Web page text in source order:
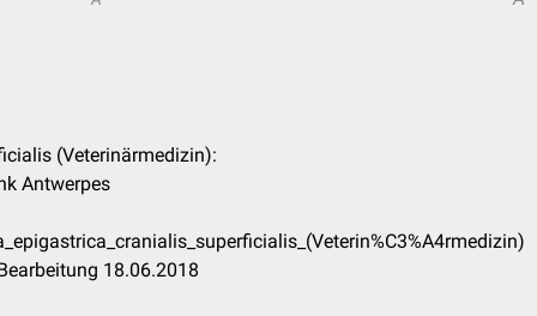
(Veterinärmedizin):
Antwerpes
18.06.2018